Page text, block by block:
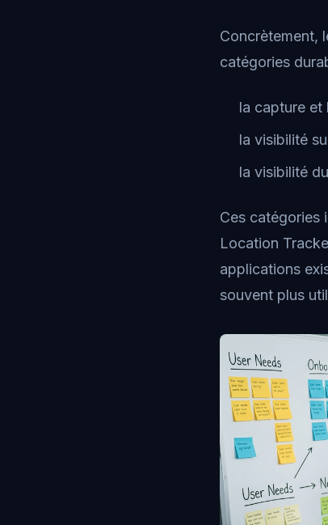
Concrètement,
catégories
la capture et
la visibilité
la visibilité
Ces catégories
Location
applications
souvent plus